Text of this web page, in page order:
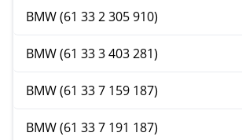
BMW (61 33 2 305 910)
BMW (61 33 3 403 281)
BMW (61 33 7 159 187)
BMW (61 33 7 191 187)